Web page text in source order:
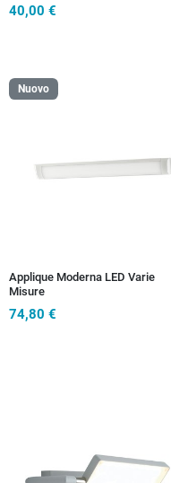
40,00 €
Nuovo
Applique Moderna LED Varie
Misure
74,80 €